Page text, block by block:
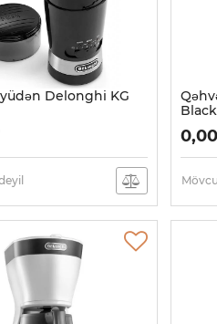
Delonghi KG
Black
Artikul:
0,00